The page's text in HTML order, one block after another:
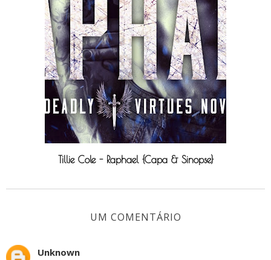
Tillie Cole - Raphael {Capa & Sinopse}
UM COMENTÁRIO
Unknown